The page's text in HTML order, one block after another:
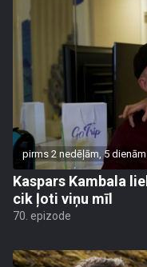
pirms 2 nedēļām, 5 dienām
Kaspars Kambala
cik ļoti viņu mīl
70. epizode